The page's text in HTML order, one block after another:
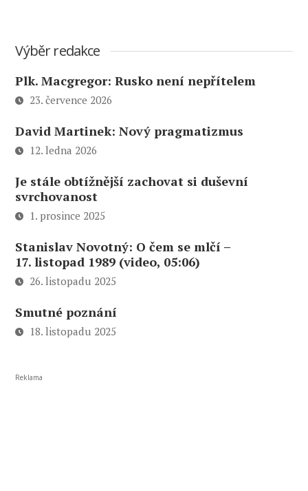
Výběr redakce
Plk. Macgregor: Rusko není nepřítelem
23. července 2026
David Martinek: Nový pragmatizmus
12. ledna 2026
Je stále obtížnější zachovat si duševní
svrchovanost
1. prosince 2025
Stanislav Novotný: O čem se mlčí –
17. listopad 1989 (video, 05:06)
26. listopadu 2025
Smutné poznání
18. listopadu 2025
Reklama